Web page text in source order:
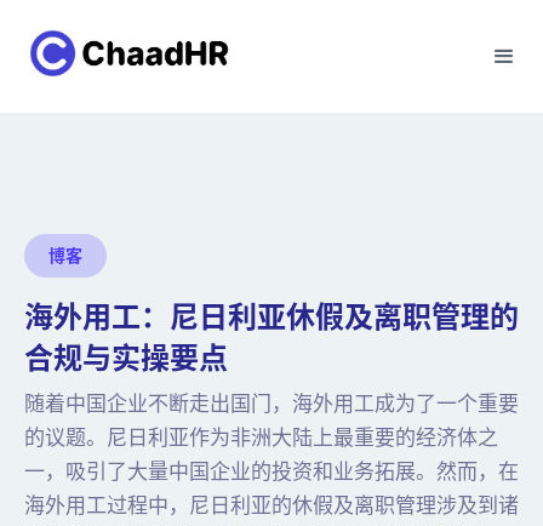
博客
海外用工：尼日利亚休假及离职管理的
合规与实操要点
随着中国企业不断走出国门，海外用工成为了一个重要
的议题。尼日利亚作为非洲大陆上最重要的经济体之
一，吸引了大量中国企业的投资和业务拓展。然而，在
海外用工过程中，尼日利亚的休假及离职管理涉及到诸